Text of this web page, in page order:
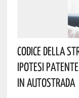
Codice Della
Ipotesi
In Autostrada